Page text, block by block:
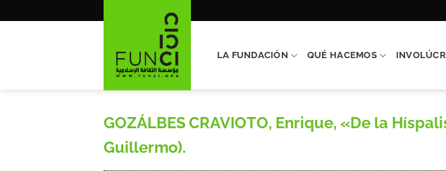
LA FUNDACIÓN QUÉ HACEMOS
GOZÁLBES CRAVIOTO, Enrique, «De la
Guillermo).